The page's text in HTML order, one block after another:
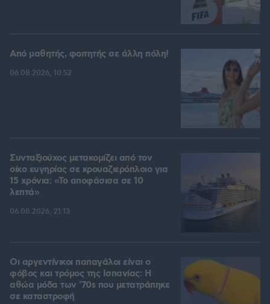
Από μαθητής, φοιτητής σε άλλη πόλη!
06.08.2026, 10:52
Συνταξιούχος μετακομίζει από τον
οίκο ευγηρίας σε κρουαζιερόπλοιο για
15 χρόνια: «Το αποφάσισα σε 10
λεπτά»
06.08.2026, 21:13
Οι αργεντίνικοι παπαγάλοι είναι ο
φόβος και τρόμος της Ισπανίας: Η
αθώα μόδα των '70s που μετατράπηκε
σε καταστροφή